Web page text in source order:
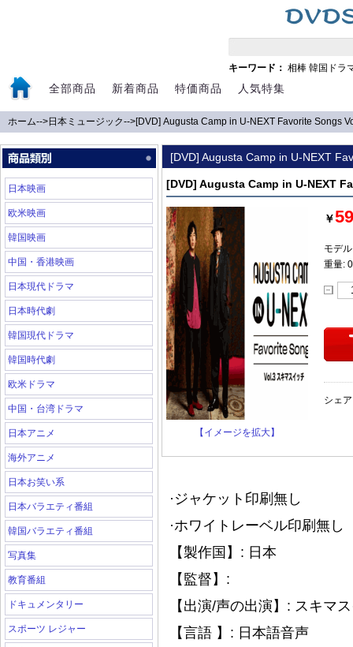
キーワード： 相棒 韓国ドラ
全部商品 新着商品 特価商品 人気特集
ホーム-->日本ミュージック-->[DVD] Augusta Camp in U-NEXT Favorite Songs
日本映画
欧米映画
韓国映画
中国・香港映画
日本現代ドラマ
日本時代劇
韓国現代ドラマ
韓国時代劇
欧米ドラマ
中国・台湾ドラマ
日本アニメ
海外アニメ
日本お笑い系
日本バラエティ番組
韓国バラエティ番組
写真集
教育番組
ドキュメンタリー
スポーツ レジャー
[DVD] Augusta Camp in U-NEXT
[DVD] Augusta Camp in U-NEXT
【イメージを拡大】
￥
モデ
重量:
シェ
·ジャケット印刷無し
·ホワイトレーベル印刷無
【製作国】: 日本
【監督】:
【出演/声の出演】: スキマ
【言語 】: 日本語音声